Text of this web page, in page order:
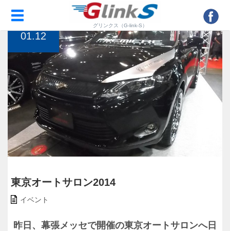
グリンクス（G-link-S）
イベント>東京オートサロン2014
01.12
東京オートサロン2014
イベント
昨日、幕張メッセで開催の東京オートサロンへ日